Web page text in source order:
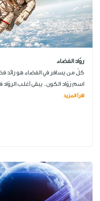
روّاد الفضاء
كلّ من يسافر في الفضاء هو رائد
اسم رُوّاد الكون. يبقى أغلب
اقرأ المزيد